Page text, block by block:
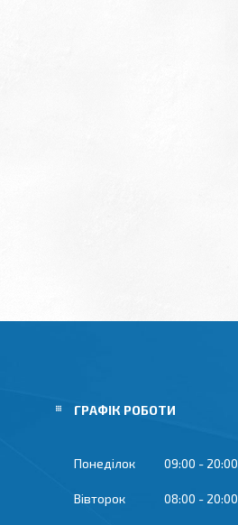
ГРАФІК РОБОТИ
Понеділок 09:00 20:00
Вівторок 08:00 20:00